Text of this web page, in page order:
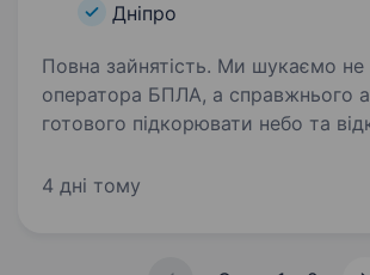
Дніпро
Повна зайнятість. Ми шукаємо не просто
оператора БПЛА, а справжнього
готового підкорювати небо та
ефективність у польових умовах.
4 дні тому